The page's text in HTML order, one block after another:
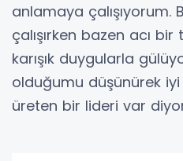
anlamaya çalışıyorum.
çalışırken bazen acı
karışık duygularla
olduğumu düşünürek
üreten bir lideri var